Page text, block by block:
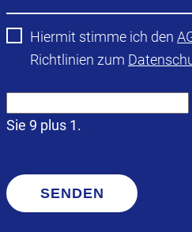
Hiermit stimme ich den
Richtlinien zum
Sie 9 plus 1.
SENDEN